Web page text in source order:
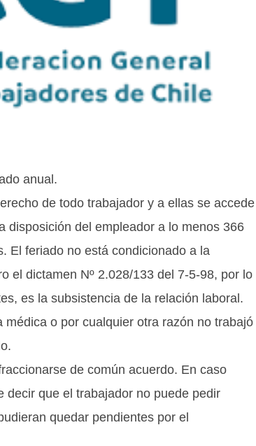
anual.
de todo trabajador y a ellas se accede
disposición del empleador a lo menos 366
El feriado no está condicionado a la
el dictamen Nº 2.028/133 del 7-5-98, por lo
es la subsistencia de la relación laboral.
o por cualquier otra razón no trabajó
de común acuerdo. En caso
decir que el trabajador no puede pedir
quedar pendientes por el